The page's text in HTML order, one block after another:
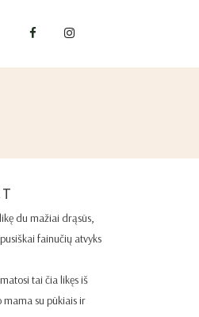
du mažiai drąsūs,
fainučių atvyks
tai čia likęs iš
mama su pūkiais ir